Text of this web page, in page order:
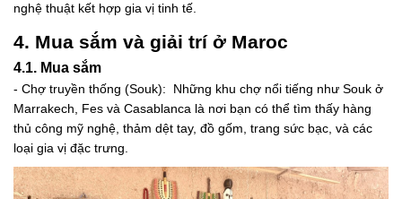
nghệ thuật kết hợp gia vị tinh tế.
4. Mua sắm và giải trí ở Maroc
4.1. Mua sắm
- Chợ truyền thống (Souk): Những khu chợ nổi tiếng như Souk ở
Marrakech, Fes và Casablanca là nơi bạn có thể tìm thấy hàng
thủ công mỹ nghệ, thảm dệt tay, đồ gốm, trang sức bạc, và các
loại gia vị đặc trưng.